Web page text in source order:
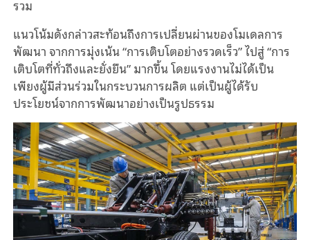
รวม
แนวโน้มดังกล่าวสะท้อนถึงการเปลี่ยนผ่านของโมเดลการ
พัฒนา จากการมุ่งเน้น “การเติบโตอย่างรวดเร็ว” ไปสู่ “การ
เติบโตที่ทั่วถึงและยั่งยืน” มากขึ้น โดยแรงงานไม่ได้เป็น
เพียงผู้มีส่วนร่วมในกระบวนการผลิต แต่เป็นผู้ได้รับ
ประโยชน์จากการพัฒนาอย่างเป็นรูปธรรม